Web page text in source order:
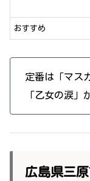
おすすめ
定番は「マス
「乙女の涙」
広島県三